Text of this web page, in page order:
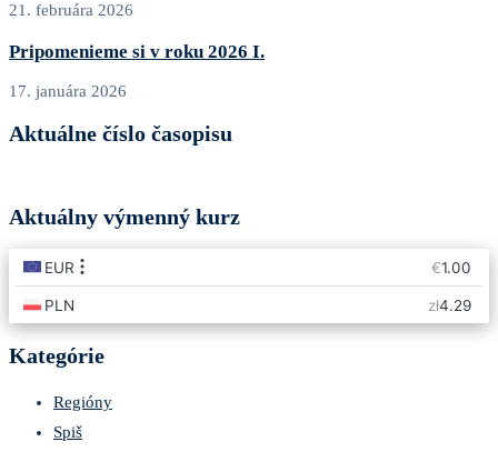
21. februára 2026
Pripomenieme si v roku 2026 I.
17. januára 2026
Aktuálne číslo časopisu
Aktuálny výmenný kurz
Kategórie
Regióny
Spiš